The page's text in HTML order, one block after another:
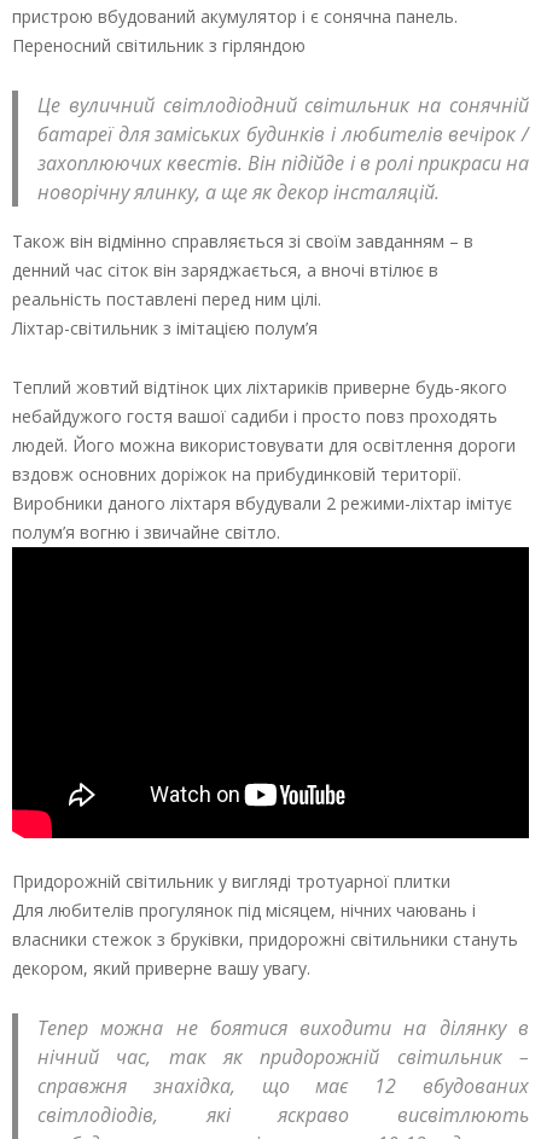
пристрою вбудований акумулятор і є сонячна панель.
Переносний світильник з гірляндою
Це вуличний світлодіодний світильник на сонячній
батареї для заміських будинків і любителів вечірок /
захоплюючих квестів. Він підійде і в ролі прикраси на
новорічну ялинку, а ще як декор інсталяцій.
Також він відмінно справляється зі своїм завданням – в
денний час сіток він заряджається, а вночі втілює в
реальність поставлені перед ним цілі.
Ліхтар-світильник з імітацією полум’я
Теплий жовтий відтінок цих ліхтариків приверне будь-якого
небайдужого гостя вашої садиби і просто повз проходять
людей. Його можна використовувати для освітлення дороги
вздовж основних доріжок на прибудинковій території.
Виробники даного ліхтаря вбудували 2 режими-ліхтар імітує
полум’я вогню і звичайне світло.
Придорожній світильник у вигляді тротуарної плитки
Для любителів прогулянок під місяцем, нічних чаювань і
власники стежок з бруківки, придорожні світильники стануть
декором, який приверне вашу увагу.
Тепер можна не боятися виходити на ділянку в
нічний час, так як придорожній світильник –
справжня знахідка, що має 12 вбудованих
світлодіодів, які яскраво висвітлюють